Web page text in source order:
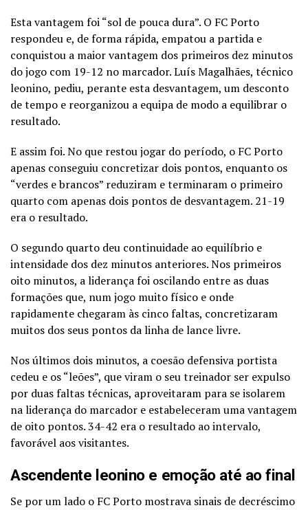
Esta vantagem foi “sol de pouca dura”. O FC Porto
respondeu e, de forma rápida, empatou a partida e
conquistou a maior vantagem dos primeiros dez minutos
do jogo com 19-12 no marcador. Luís Magalhães, técnico
leonino, pediu, perante esta desvantagem, um desconto
de tempo e reorganizou a equipa de modo a equilibrar o
resultado.
E assim foi. No que restou jogar do período, o FC Porto
apenas conseguiu concretizar dois pontos, enquanto os
“verdes e brancos” reduziram e terminaram o primeiro
quarto com apenas dois pontos de desvantagem. 21-19
era o resultado.
O segundo quarto deu continuidade ao equilíbrio e
intensidade dos dez minutos anteriores. Nos primeiros
oito minutos, a liderança foi oscilando entre as duas
formações que, num jogo muito físico e onde
rapidamente chegaram às cinco faltas, concretizaram
muitos dos seus pontos da linha de lance livre.
Nos últimos dois minutos, a coesão defensiva portista
cedeu e os “leões”, que viram o seu treinador ser expulso
por duas faltas técnicas, aproveitaram para se isolarem
na liderança do marcador e estabeleceram uma vantagem
de oito pontos. 34-42 era o resultado ao intervalo,
favorável aos visitantes.
Ascendente leonino e emoção até ao final
Se por um lado o FC Porto mostrava sinais de decréscimo